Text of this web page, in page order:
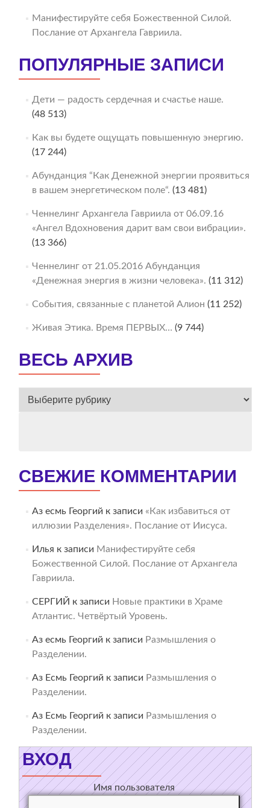
Манифестируйте себя Божественной Силой.
Послание от Архангела Гавриила.
ПОПУЛЯРНЫЕ ЗАПИСИ
Дети — радость сердечная и счастье наше.
(48 513)
Как вы будете ощущать повышенную энергию.
(17 244)
Абунданция “Как Денежной энергии проявиться
в вашем энергетическом поле“. (13 481)
Ченнелинг Архангела Гавриила от 06.09.16
«Ангел Вдохновения дарит вам свои вибрации».
(13 366)
Ченнелинг от 21.05.2016 Абунданция
«Денежная энергия в жизни человека». (11 312)
События, связанные с планетой Алион (11 252)
Живая Этика. Время ПЕРВЫХ… (9 744)
ВЕСЬ АРХИВ
ВЕСЬ
СВЕЖИЕ КОММЕНТАРИИ
Аз есмь Георгий к записи «Как избавиться от
иллюзии Разделения». Послание от Иисуса.
Илья к записи Манифестируйте себя
Божественной Силой. Послание от Архангела
Гавриила.
СЕРГИЙ к записи Новые практики в Храме
Атлантис. Четвёртый Уровень.
Аз есмь Георгий к записи Размышления о
Разделении.
Аз Есмь Георгий к записи Размышления о
Разделении.
Аз Есмь Георгий к записи Размышления о
Разделении.
ВХОД
Имя пользователя